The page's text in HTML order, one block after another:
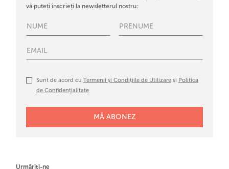
vă puteți înscrieți la newsletterul nostru:
Sunt de acord cu Termenii și Condițiile de Utilizareși Politica
de Confidențialitate
Urmăriți-ne